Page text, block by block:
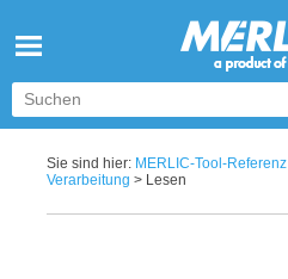
Sie sind hier: MERLIC-Tool-Referenz
Verarbeitung > Lesen